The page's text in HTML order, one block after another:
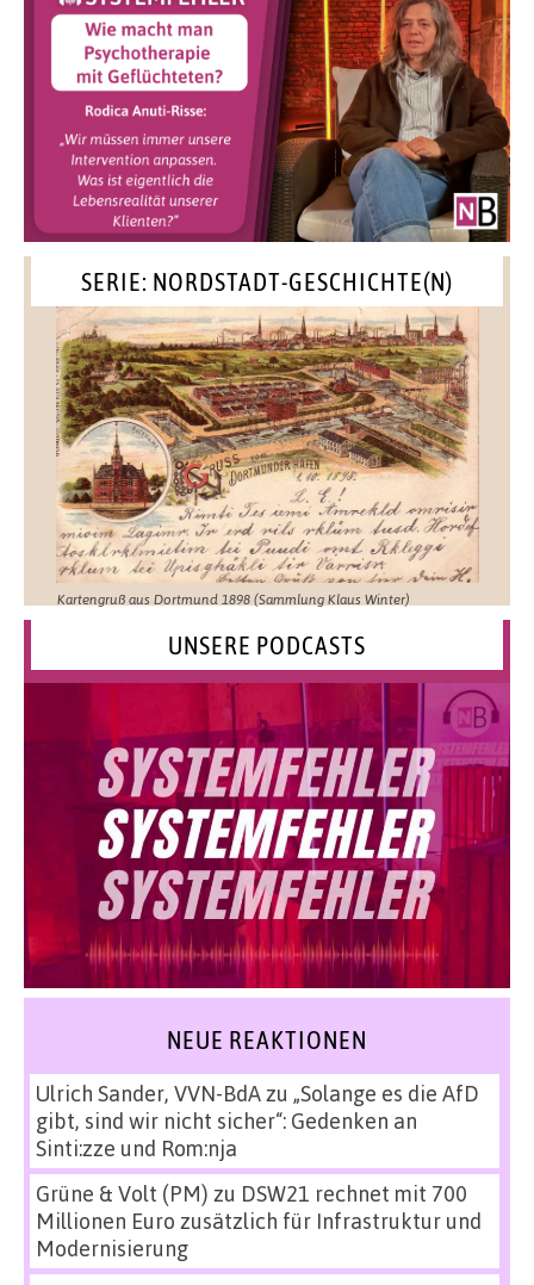
SERIE: NORDSTADT-GESCHICHTE(N)
Kartengruß aus Dortmund 1898 (Sammlung Klaus Winter)
UNSERE PODCASTS
NEUE REAKTIONEN
Ulrich Sander, VVN-BdAzu „Solange es die AfD
gibt, sind wir nicht sicher“: Gedenken an
Sinti:zze und Rom:nja
Grüne & Volt (PM) zu DSW21 rechnet mit 700
Millionen Euro zusätzlich für Infrastruktur und
Modernisierung